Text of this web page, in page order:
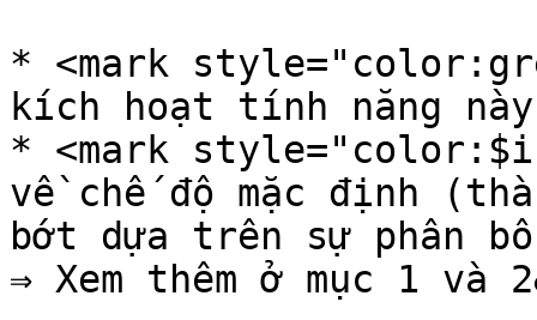
* <mark
kích hoạt tính năng này
* <mark
về chế độ mặc định
bớt dựa trên sự phân
⇒ Xem thêm ở mục 1 và